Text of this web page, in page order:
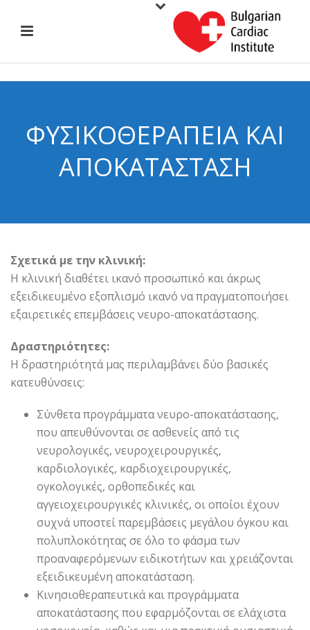
ΦΥΣΙΚΟΘΕΡΑΠΕΊΑ ΚΑΙ
ΑΠΟΚΑΤΆΣΤΑΣΗ
Σχετικά με την κλινική:
Η κλινική διαθέτει ικανό προσωπικό και άκρως
εξειδικευμένο εξοπλισμό ικανό να πραγματοποιήσει
εξαιρετικές επεμβάσεις νευρο-αποκατάστασης.
Δραστηριότητες:
Η δραστηριότητά μας περιλαμβάνει δύο βασικές
κατευθύνσεις:
Σύνθετα προγράμματα νευρο-αποκατάστασης,
που απευθύνονται σε ασθενείς από τις
νευρολογικές, νευροχειρουργικές,
καρδιολογικές, καρδιοχειρουργικές,
ογκολογικές, ορθοπεδικές και
αγγειοχειρουργικές κλινικές, οι οποίοι έχουν
συχνά υποστεί παρεμβάσεις μεγάλου όγκου και
πολυπλοκότητας σε όλο το φάσμα των
προαναφερόμενων ειδικοτήτων και χρειάζονται
εξειδικευμένη αποκατάσταση.
Κινησιοθεραπευτικά και προγράμματα
αποκατάστασης που εφαρμόζονται σε ελάχιστα